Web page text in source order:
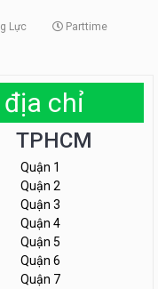
Lực Parttime
chỉ
TPHCM
Quận 1
Quận 2
Quận 3
Quận 4
Quận 5
Quận 6
Quận 7